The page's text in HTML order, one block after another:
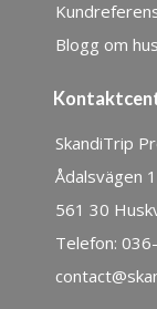
Blogg om
SkandiTrip
Ådalsvägen
561 30
Telefon: